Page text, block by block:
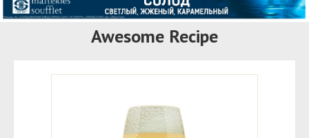
Awesome Recipe